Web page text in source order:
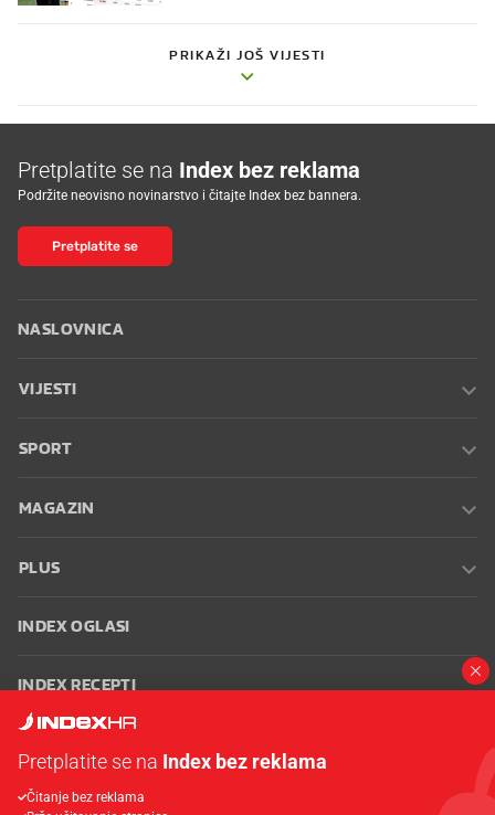
PRIKAŽI JOŠ VIJESTI
Pretplatite se na Index bez reklama
Podržite neovisno novinarstvo i čitajte Index bez bannera.
Pretplatite se
NASLOVNICA
VIJESTI
SPORT
MAGAZIN
PLUS
INDEX OGLASI
INDEX RECEPTI
Oglašavanje Zaposli se na Indexu
Pretplatite se na Index bez reklama
Čitanje bez reklama